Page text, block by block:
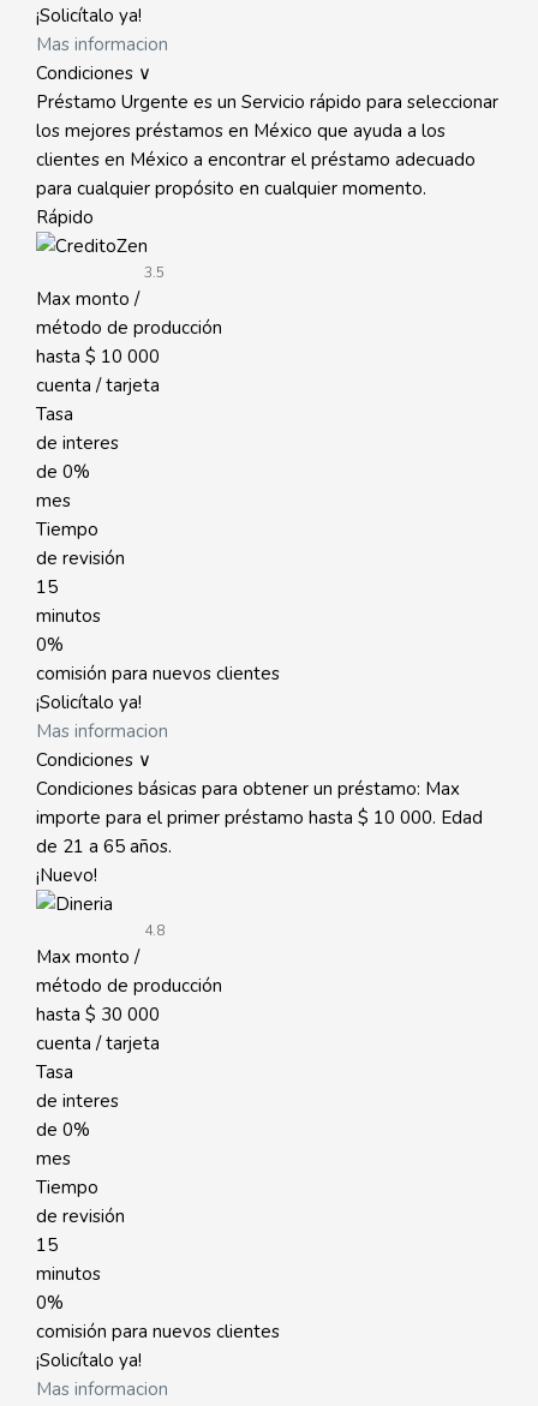
¡Solicítalo ya!
Mas informacion
Condiciones ∨
Préstamo Urgente es un Servicio rápido para seleccionar
los mejores préstamos en México que ayuda a los
clientes en México a encontrar el préstamo adecuado
para cualquier propósito en cualquier momento.
Rápido
3.5
Max monto /
método de producción
hasta $ 10 000
cuenta / tarjeta
Tasa
de interes
de 0%
mes
Tiempo
de revisión
15
minutos
0%
comisión para nuevos clientes
¡Solicítalo ya!
Mas informacion
Condiciones ∨
Condiciones básicas para obtener un préstamo: Max
importe para el primer préstamo hasta $ 10 000. Edad
de 21 a 65 años.
¡Nuevo!
4.8
Max monto /
método de producción
hasta $ 30 000
cuenta / tarjeta
Tasa
de interes
de 0%
mes
Tiempo
de revisión
15
minutos
0%
comisión para nuevos clientes
¡Solicítalo ya!
Mas informacion